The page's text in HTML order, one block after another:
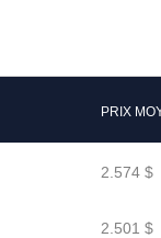
PRIX
2.574 $
2.501 $